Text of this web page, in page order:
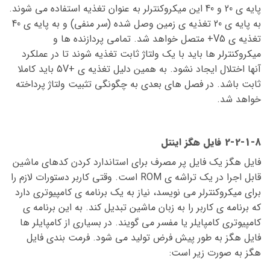
پایه ی 20 و 40 این میکروکنترلر به عنوان تغذیه استفاده می شوند.
به پایه ی 20 تغذیه ی زمین وصل شده (سر منفی) و به پایه ی 40
تغذیه ی V5+ متصل خواهد شد. تمامی پردازنده ها و
میکروکنترلر ها باید با یک ولتاژ ثابت تغذیه شوند تا در عملکرد
آنها اختلال ایجاد نشود. به همین دلیل تغذیه ی +5V باید کاملا
ثابت باشد. در فصل های بعدی به چگونگی تثبیت ولتاژ پرداخته
خواهد شد.
2-2-1-8 فایل هگز اینتل
فایل هگز یک فایل پر مصرف برای استاندارد کردن کدهای ماشین
قابل اجرا در یک تراشه ی ROM است. وقتی کاربر دستورات لازم را
برای میکروکنترلر می نویسد، نیاز به یک برنامه ی کامپیوتری دارد
که برنامه ی کاربر را به زبان ماشین تبدیل کند. به این برنامه ی
کامپیوتری کامپایلر یا مفسر می گویند. در بسیاری از کامپایلر ها
فایل هگز به طور پیش فرض تولید می شود. فرمت بندی فایل
هگز به صورت زیر است: